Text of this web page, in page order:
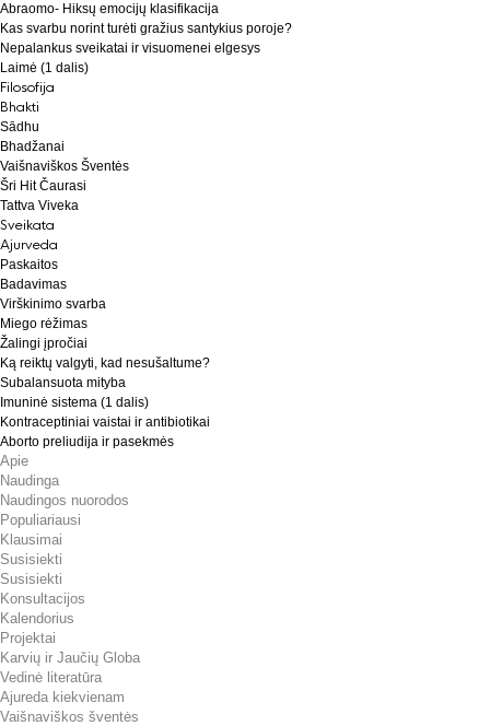
Abraomo- Hiksų emocijų klasifikacija
Kas svarbu norint turėti gražius santykius poroje?
Nepalankus sveikatai ir visuomenei elgesys
Laimė (1 dalis)
Filosofija
Bhakti
Sādhu
Bhadžanai
Vaišnaviškos Šventės
Šri Hit Čaurasi
Tattva Viveka
Sveikata
Ajurveda
Paskaitos
Badavimas
Virškinimo svarba
Miego rėžimas
Žalingi įpročiai
Ką reiktų valgyti, kad nesušaltume?
Subalansuota mityba
Imuninė sistema (1 dalis)
Kontraceptiniai vaistai ir antibiotikai
Aborto preliudija ir pasekmės
Apie
Naudinga
Naudingos nuorodos
Populiariausi
Klausimai
Susisiekti
Susisiekti
Konsultacijos
Kalendorius
Projektai
Karvių ir Jaučių Globa
Vedinė literatūra
Ajureda kiekvienam
Vaišnaviškos šventės